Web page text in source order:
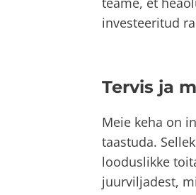
investeeritud
Tervis ja
Meie keha on
taastuda.
looduslikke
juurviljadest,